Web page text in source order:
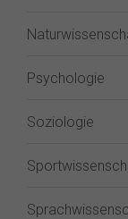
Psychologie
Soziologie